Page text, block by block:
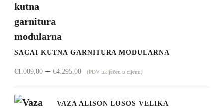
SACAI KUTNA GARNITURA MODULARNA
€1.009,00 – €4.295,00Raspon
cijena:
od
(PDV uključen u cijenu)
VAZA ALISON LOSOS VELIKA